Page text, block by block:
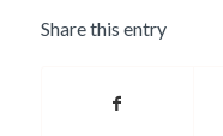
Share this entry